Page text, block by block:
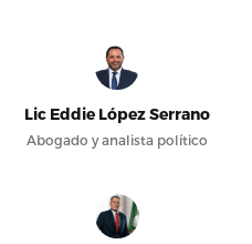
Lic Eddie López Serrano
Abogado y analista político